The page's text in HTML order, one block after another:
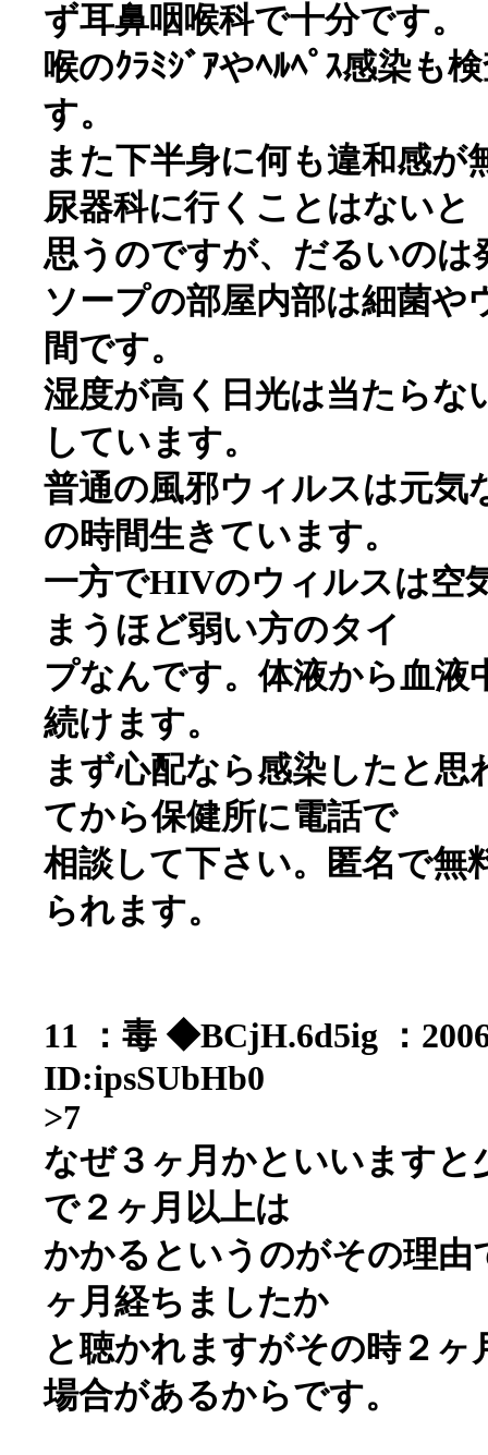
ず耳鼻咽喉科で十分です。
喉のｸﾗﾐｼﾞｱやﾍﾙﾍﾟｽ感染も
す。
また下半身に何も違和感
尿器科に行くことはないと
思うのですが、だるいの
ソープの部屋内部は細菌
間です。
湿度が高く日光は当たらな
しています。
普通の風邪ウィルスは元気
の時間生きています。
一方でHIVのウィルスは空
まうほど弱い方のタイ
プなんです。体液から血液
続けます。
まず心配なら感染したと
てから保健所に電話で
相談して下さい。匿名で無
られます。
11 ： 毒 ◆BCjH.6d5ig
：
ID:ipsSUbHb0
>7
なぜ３ヶ月かといいます
で２ヶ月以上は
かかるというのがその理
ヶ月経ちましたか
と聴かれますがその時２
場合があるからです。